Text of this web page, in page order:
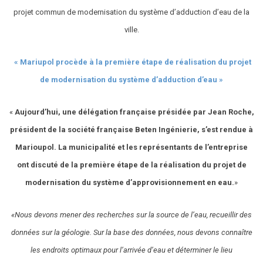
projet commun de modernisation du système d’adduction d’eau de la
ville.
« Mariupol procède à la première étape de réalisation du projet
de modernisation du système d’adduction d’eau »
«Aujourd’hui, une délégation française présidée par Jean Roche,
président de la société française Beten Ingénierie, s’est rendue à
Marioupol. La municipalité et les représentants de l’entreprise
ont discuté de la première étape de la réalisation du projet de
modernisation du système d’approvisionnement en eau.»
«Nous devons mener des recherches sur la source de l’eau, recueillir des
données sur la géologie. Sur la base des données, nous devons connaître
les endroits optimaux pour l’arrivée d’eau et déterminer le lieu